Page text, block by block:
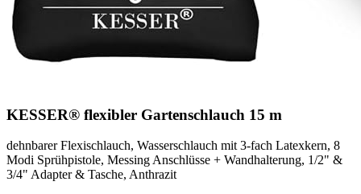
KESSER® flexibler Gartenschlauch 15 m
dehnbarer Flexischlauch, Wasserschlauch mit 3-fach Latexkern, 8
Modi Sprühpistole, Messing Anschlüsse + Wandhalterung, 1/2" &
3/4" Adapter & Tasche, Anthrazit